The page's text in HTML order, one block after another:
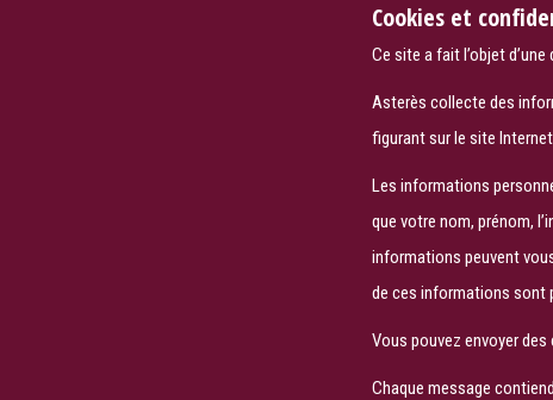
Cookies et
Ce site a fait l’objet
Asterès collecte des
figurant sur le site
Les informations
que votre nom, prénom,
informations peuvent
de ces informations sont
Vous pouvez envoyer
Chaque message